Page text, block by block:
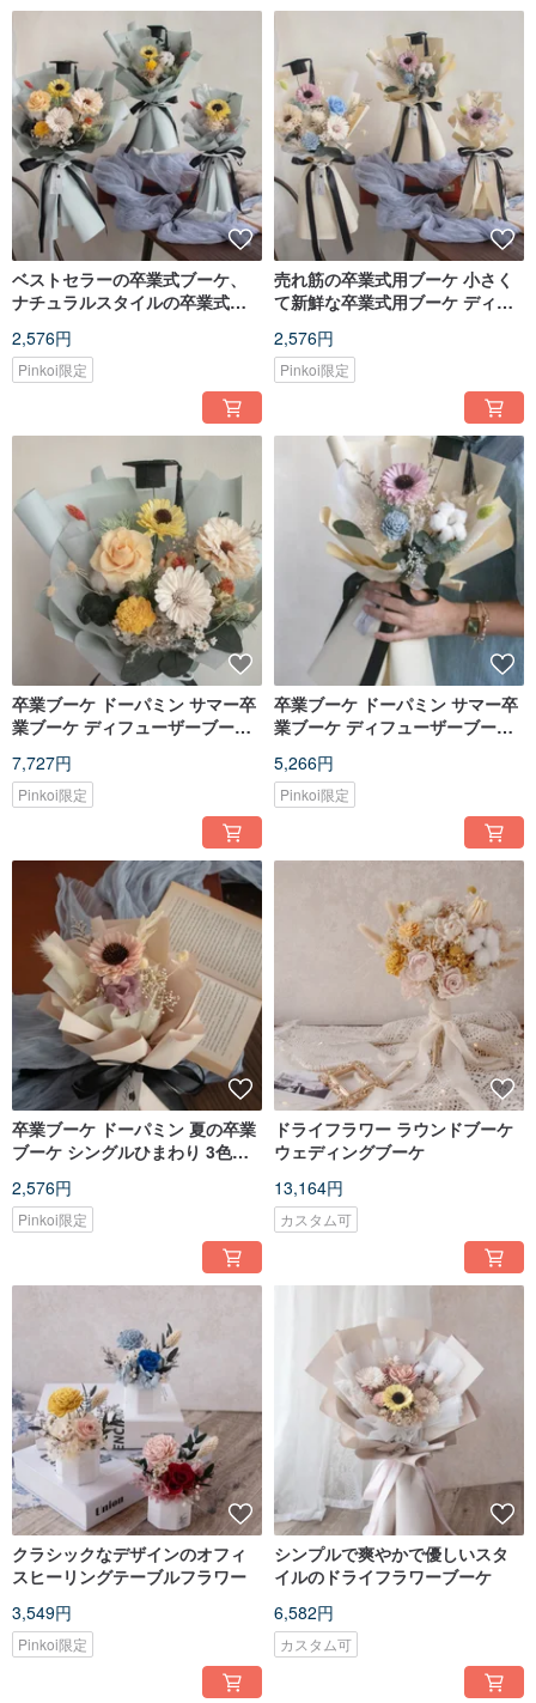
ベストセラーの卒業式ブーケ、
ナチュラルスタイルの卒業式ブ
つのサイズ
2,576円
Pinkoi限定
売れ筋の卒業式用ブーケ 小さく
て新鮮な卒業式用ブーケ ディフ
らお選びいただけます
2,576円
Pinkoi限定
卒業ブーケ ドーパミン サマー卒
業ブーケ ディフューザーブーケ
7,727円
Pinkoi限定
卒業ブーケ ドーパミン サマー卒
業ブーケ ディフューザーブーケ
5,266円
Pinkoi限定
卒業ブーケ ドーパミン 夏の卒業
ブーケ シングルひまわり 3色オ
2,576円
Pinkoi限定
ドライフラワー ラウンドブーケ
ウェディングブーケ
13,164円
カスタム可
クラシックなデザインのオフィ
スヒーリングテーブルフラワー
3,549円
Pinkoi限定
シンプルで爽やかで優しいスタ
イルのドライフラワーブーケ
6,582円
カスタム可